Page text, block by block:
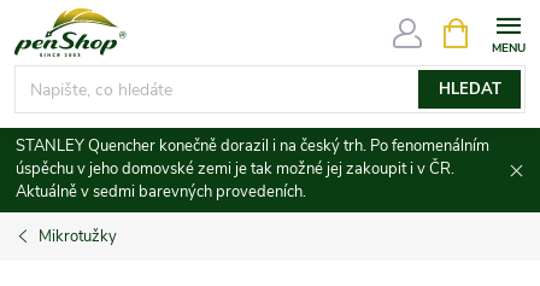
na
obsah
HLEDAT
NÁKUPNÍ
KOŠÍK
STANLEY Quencher konečně dorazil i na český trh. Po fenomenálním
úspěchu v jeho domovské zemi je tak možné jej zakoupit i v ČR.
Aktuálně v sedmi barevných provedeních.
Mikrotužky